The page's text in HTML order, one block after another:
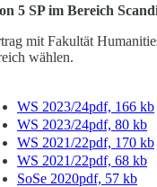
5 SP im Bereich
mit Fakultät
wählen.
WS 2023/24pdf, 166 kb
WS 2023/24pdf, 80 kb
WS 2021/22pdf, 170 kb
WS 2021/22pdf, 68 kb
SoSe 2020pdf, 57 kb